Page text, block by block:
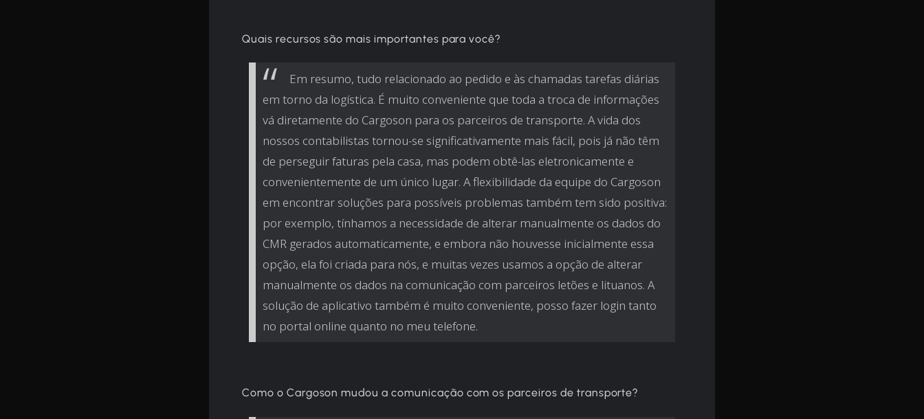
Quais recursos são mais importantes para você?
Em resumo, tudo relacionado ao pedido e às chamadas tarefas diárias
em torno da logística. É muito conveniente que toda a troca de informações
vá diretamente do Cargoson para os parceiros de transporte. A vida dos
nossos contabilistas tornou-se significativamente mais fácil, pois já não têm
de perseguir faturas pela casa, mas podem obtê-las eletronicamente e
convenientemente de um único lugar. A flexibilidade da equipe do Cargoson
em encontrar soluções para possíveis problemas também tem sido positiva:
por exemplo, tínhamos a necessidade de alterar manualmente os dados do
CMR gerados automaticamente, e embora não houvesse inicialmente essa
opção, ela foi criada para nós, e muitas vezes usamos a opção de alterar
manualmente os dados na comunicação com parceiros letões e lituanos. A
solução de aplicativo também é muito conveniente, posso fazer login tanto
no portal online quanto no meu telefone.
Como o Cargoson mudou a comunicação com os parceiros de transporte?